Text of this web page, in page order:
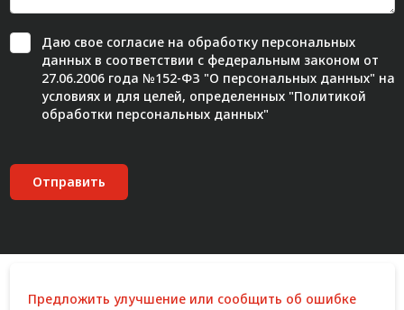
Даю свое согласиена обработку персональных
данных в соответствии с федеральным законом от
27.06.2006 года №152-ФЗ "О персональных данных" на
условиях и для целей, определенных "Политикой
обработки персональных данных"
Отправить
Предложить улучшение или сообщить об ошибке